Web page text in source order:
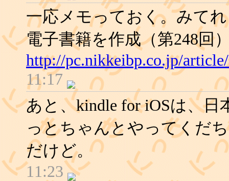
一応メモっておく。みて
電子書籍を作成（第248回
http://pc.nikkeibp.co.jp/
11:17
あと、kindle for iOSは、
っとちゃんとやってくだ
だけど。
11:23